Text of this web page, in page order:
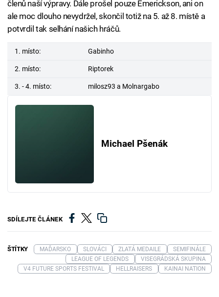
členů naší výpravy. Dále prošel pouze Emerickson, ani on
ale moc dlouho nevydržel, skončil totiž na 5. až 8. místě a
potvrdil tak selhání našich hráčů.
1. místo: Gabinho
2. místo: Riptorek
3. - 4. místo: milosz93 a Molnargabo
Michael Pšenák
SDÍLEJTE ČLÁNEK
ŠTÍTKY MAĎARSKO SLOVÁCI ZLATÁ MEDAILE
SEMIFINÁLE
LEAGUE OF LEGENDS
VISEGRÁDSKÁ SKUPINA
V4 FUTURE SPORTS FESTIVAL
HELLRAISERS KAINAI NATION